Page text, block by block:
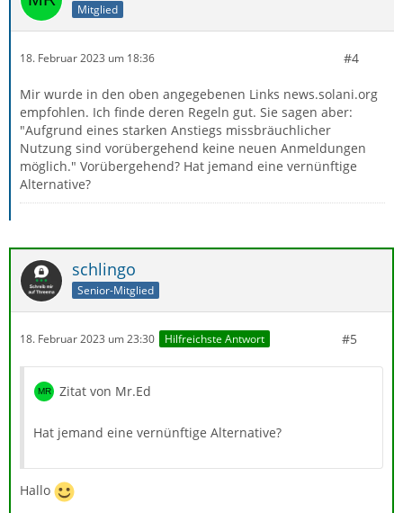
Mitglied
18. Februar 2023 um 18:36 #4
Mir wurde in den oben angegebenen Links news.solani.org
empfohlen. Ich finde deren Regeln gut. Sie sagen aber:
"Aufgrund eines starken Anstiegs missbräuchlicher
Nutzung sind vorübergehend keine neuen Anmeldungen
möglich." Vorübergehend? Hat jemand eine vernünftige
Alternative?
schlingo
Senior-Mitglied
18. Februar 2023 um 23:30 Hilfreichste Antwort #5
Zitat von Mr.Ed
Hat jemand eine vernünftige Alternative?
Hallo